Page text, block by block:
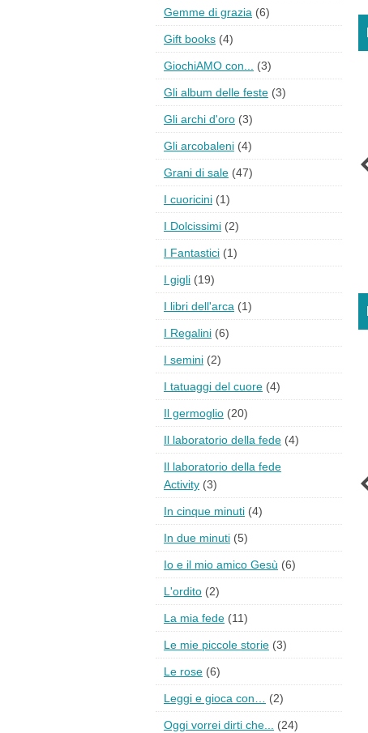
Gemme di grazia (6)
Gift books (4)
GiochiAMO con... (3)
Gli album delle feste (3)
Gli archi d'oro (3)
Gli arcobaleni (4)
Grani di sale (47)
I cuoricini (1)
I Dolcissimi (2)
I Fantastici (1)
I gigli (19)
I libri dell'arca (1)
I Regalini (6)
I semini (2)
I tatuaggi del cuore (4)
Il germoglio (20)
Il laboratorio della fede (4)
Il laboratorio della fede
Activity (3)
In cinque minuti (4)
In due minuti (5)
Io e il mio amico Gesù (6)
L'ordito (2)
La mia fede (11)
Le mie piccole storie (3)
Le rose (6)
Leggi e gioca con… (2)
Oggi vorrei dirti che... (24)